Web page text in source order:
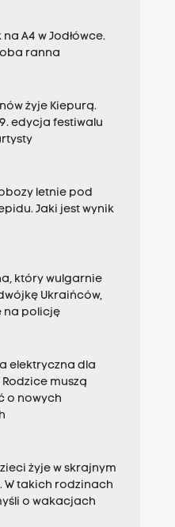
A4 w Jodłówce.
ranna
żyje Kiepurą.
edycja festiwalu
letnie pod
Jaki jest wynik
który wulgarnie
Ukraińców,
na policję
elektryczna dla
muszą
o nowych
żyje w skrajnym
W takich rodzinach
o wakacjach